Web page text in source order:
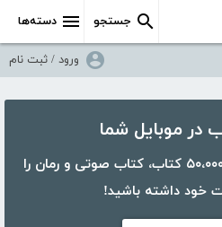
دسته‌ها جستجو
ورود / ثبت نام
با اپلیکیشن کتابراه، بیش از ۵۰،۰۰۰ کتاب، کتاب صوتی و رمان را
خود داشته باشید!